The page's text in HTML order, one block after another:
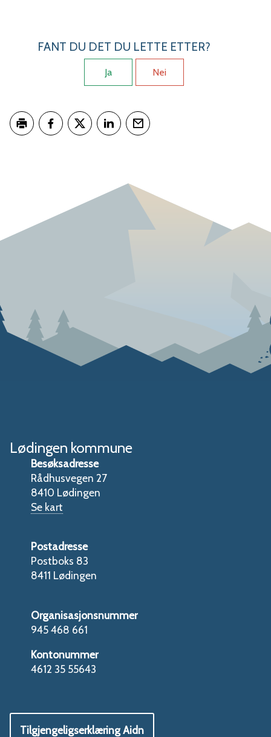
FANT DU DET DU LETTE ETTER?
Ja Nei
Lødingen kommune
Besøksadresse
Rådhusvegen 27
8410 Lødingen
Se kart
Postadresse
Postboks 83
8411 Lødingen
Organisasjonsnummer
945 468 661
Kontonummer
4612 35 55643
Tilgjengeligserklæring Aidn